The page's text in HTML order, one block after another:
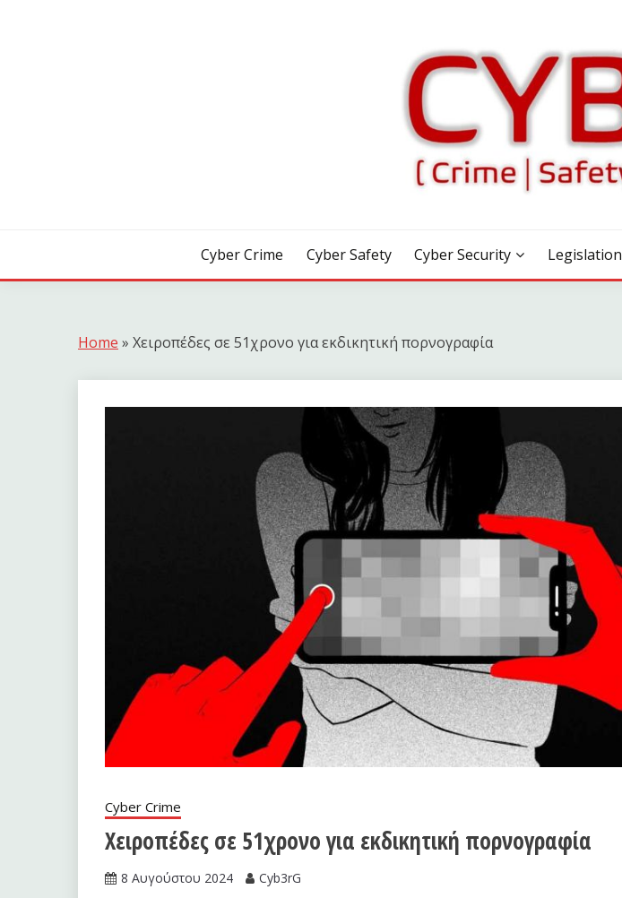
Cyber Crime Cyber Safety Cyber Security Legislation
Home » Χειροπέδες σε 51χρονο για εκδικητική πορνογραφία
Cyber Crime
Χειροπέδες σε 51χρονο για εκδικητική πορνογραφία
8 Αυγούστου 2024 Cyb3rG